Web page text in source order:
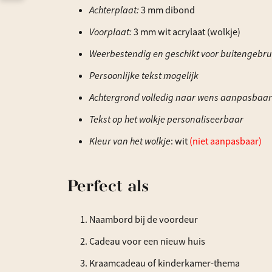
Achterplaat:3 mm dibond
Voorplaat:3 mm wit acrylaat (wolkje)
Weerbestendig en geschikt voor
Persoonlijke tekst mogelijk
Achtergrond volledig naar wens aanpasbaar
Tekst op het wolkje personaliseerbaar
Kleur van het wolkje: wit(niet aanpasbaar)
Perfect als
Naambord bij de voordeur
Cadeau voor een nieuw huis
Kraamcadeau of kinderkamer-thema